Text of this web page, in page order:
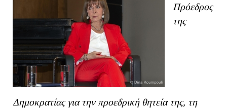
Πρόεδρος
της
Δημοκρατίας για την προεδρική θητεία της, τη